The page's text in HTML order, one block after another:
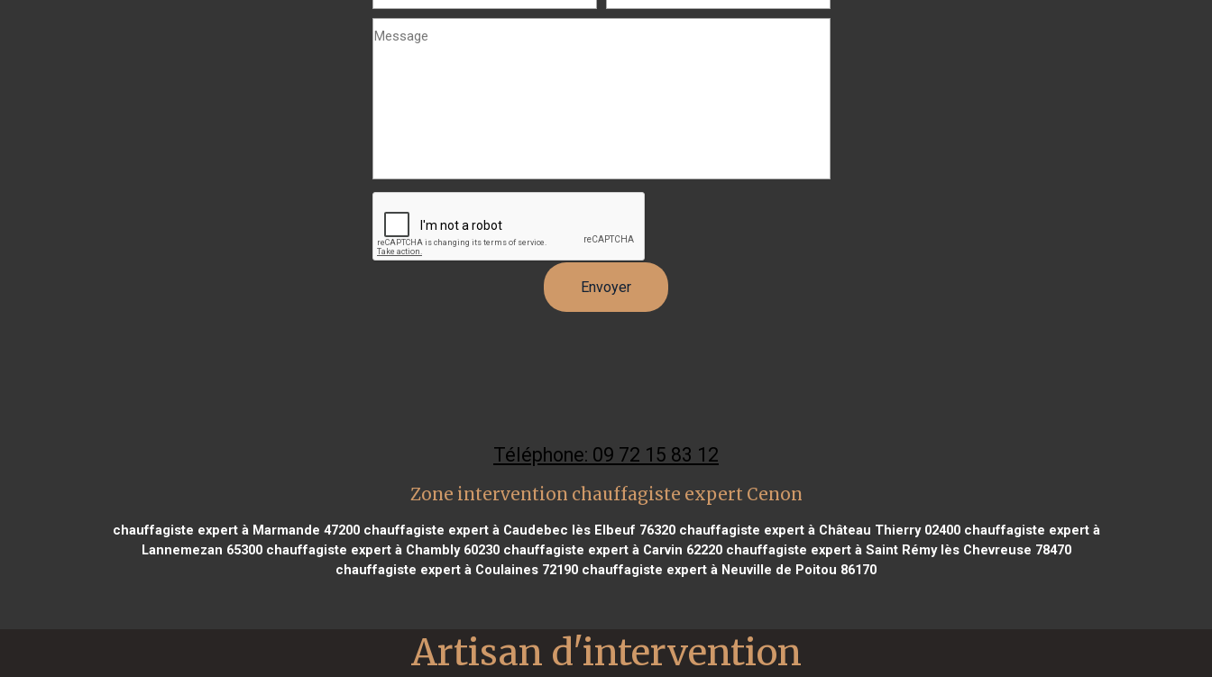
Téléphone: 09 72 15 83 12
Zone intervention chauffagiste expert Cenon
chauffagiste expert à Marmande 47200chauffagiste expert à Caudebec lès Elbeuf 76320chauffagiste expert à Château Thierry 02400chauffagiste expert à
Lannemezan 65300chauffagiste expert à Chambly 60230chauffagiste expert à Carvin 62220chauffagiste expert à Saint Rémy lès Chevreuse 78470
chauffagiste expert à Coulaines 72190 chauffagiste expert à Neuville de Poitou 86170
Artisan d'intervention